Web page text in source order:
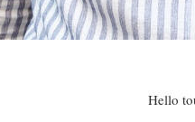
Hello